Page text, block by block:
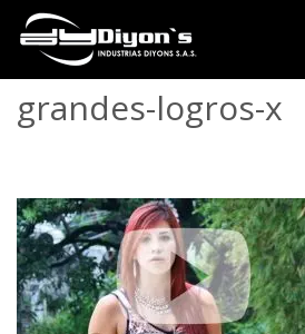
grandes-logros-x